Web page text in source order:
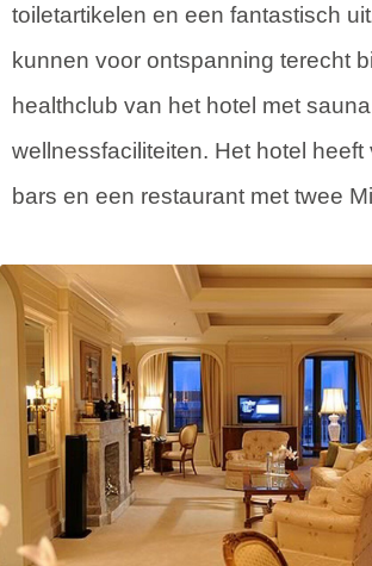
toiletartikelen en een fantastisch
kunnen voor ontspanning terecht
healthclub van het hotel met
wellnessfaciliteiten. Het hotel heeft
bars en een restaurant met twee